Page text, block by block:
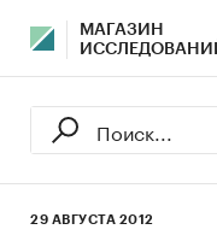
МАГАЗИН
29 АВГУСТА 2012